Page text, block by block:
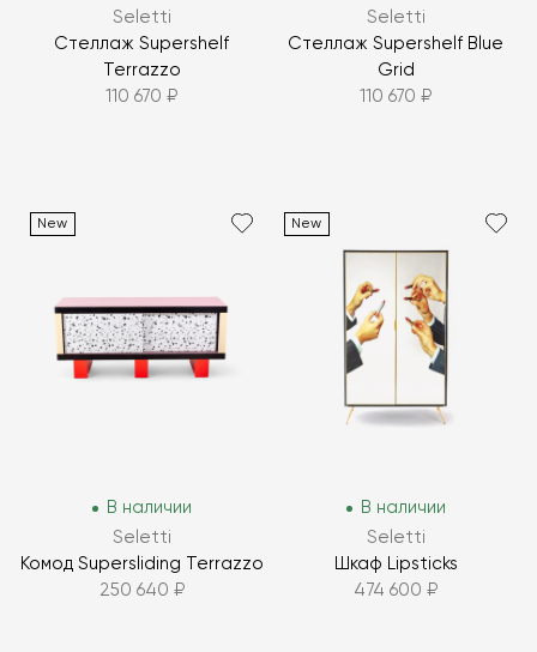
Seletti
Стеллаж Supershelf
Terrazzo
110 670 ₽
Seletti
Стеллаж Supershelf Blue
Grid
110 670 ₽
New
В наличии
Seletti
Комод Supersliding Terrazzo
250 640 ₽
New
В наличии
Seletti
Шкаф Lipsticks
474 600 ₽